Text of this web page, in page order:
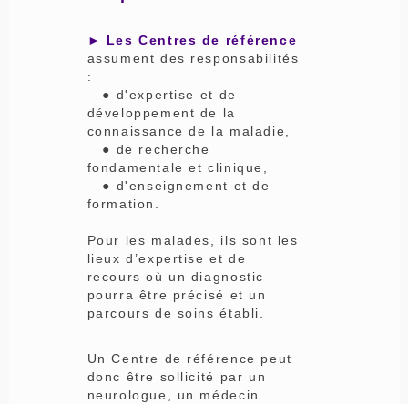
► Les Centres de référence
assument des responsabilités
:
● d'expertise et de
développement de la
connaissance de la maladie,
● de recherche
fondamentale et clinique,
● d'enseignement et de
formation.
Pour les malades, ils sont les
lieux d’expertise et de
recours où un diagnostic
pourra être précisé et un
parcours de soins établi.
Un Centre de référence peut
donc être sollicité par un
neurologue, un médecin